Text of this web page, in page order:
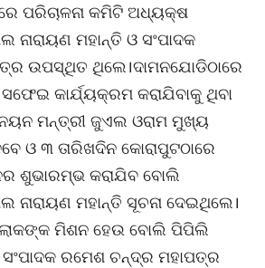
ପରିଚାଳନା କମିଟି ଅଧ୍ୟକ୍ଷ
ନାରାୟଣ ମହାନ୍ତି ଓ ସଂପାଦକ
ଉପସ୍ଥିତ ଥିଲେ।ଦାମନଯୋଡିଠାରେ
କାର୍ଯ୍ୟକ୍ରମ କରାଯିବାକୁ ଥିବା
ମନ୍ତ୍ରୀ ଜୁଏଲ ଓରାମ ମୁଖ୍ୟ
ଓ ୩ ତାରିଖଦିନ କୋରାପୁଟଠାରେ
ଶୁଭାରମ୍ଭ କରାଯିବ ବୋଲି
ନାରାୟଣ ମହାନ୍ତି ସୂଚନା ଦେଇଥିଲେ।
ମିଶନ ହେଉ ବୋଲି ପିପିଲି
ରମେଶ ଚନ୍ଦ୍ର ମହାପତ୍ର